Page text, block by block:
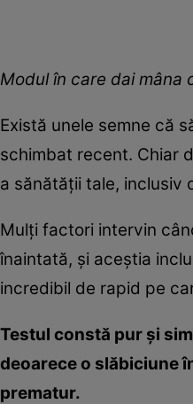
Modul în care dai
Există unele semne că
schimbat recent. Chiar
a sănătății tale, inclusiv
Mulți factori intervin
înaintată, și aceștia
incredibil de rapid pe
Testul constă pur și
deoarece o slăbiciune
prematur.